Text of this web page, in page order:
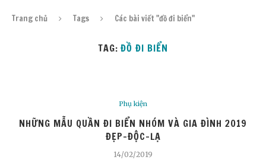
Trang chủ Tags Các bài viết "đồ đi biển"
TAG: ĐỒ ĐI BIỂN
Phụ kiện
NHỮNG MẪU QUẦN ĐI BIỂN NHÓM VÀ GIA ĐÌNH 2019
ĐẸP-ĐỘC-LẠ
14/02/2019